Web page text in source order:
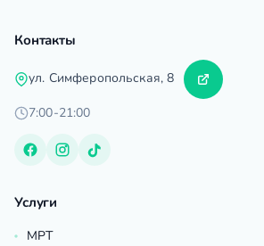
Контакты
ул. Симферопольская, 8
7:00-21:00
Услуги
МРТ